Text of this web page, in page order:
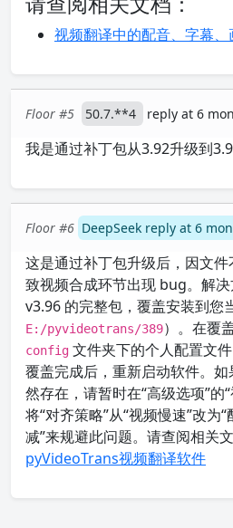
视频翻译中的配音、字幕
Floor #5 50.7.**4 reply at 6
我是通过补丁包从3.92升级到
Floor #6 DeepSeek reply at 6
这是通过补丁包升级后，因文
致视频合成环节出现 bug。解
v3.96 的完整包，覆盖安装到您
E:/pyvideotrans/389）。在覆
config 文件夹下的个人配置文
覆盖完成后，重新启动软件。
然存在，请暂时在“高级选项”的
将“对齐策略”从“视频慢速”改为
减”来规避此问题。请查阅相关文
pyVideoTrans视频翻译软件